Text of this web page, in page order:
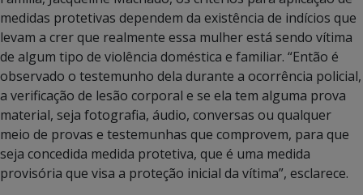
medidas protetivas dependem da existência de indícios que
levam a crer que realmente essa mulher está sendo vítima
de algum tipo de violência doméstica e familiar. “Então é
observado o testemunho dela durante a ocorrência policial,
a verificação de lesão corporal e se ela tem alguma prova
material, seja fotografia, áudio, conversas ou qualquer
meio de provas e testemunhas que comprovem, para que
seja concedida medida protetiva, que é uma medida
provisória que visa a proteção inicial da vítima”, esclarece.